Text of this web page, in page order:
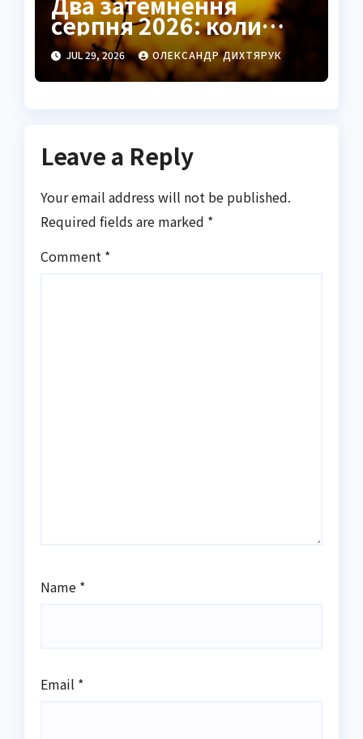
серпня 2026: коли
чекати удачі в коханні
та грошах
JUL 29, 2026 ОЛЕКСАНДР ДИХТЯРУК
Leave a Reply
Your email address will not be published.
Required fields are marked *
Comment *
Name *
Email *